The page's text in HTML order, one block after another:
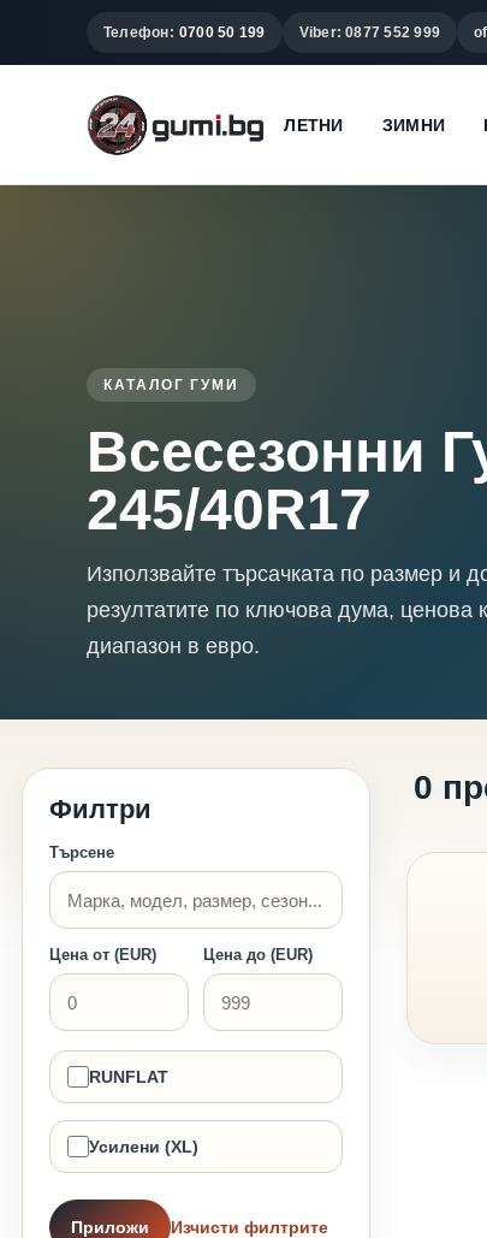
Телефон: 0700 50 199 Viber: 0877 552 999
ЛЕТНИ ЗИМНИ
КАТАЛОГ ГУМИ
Всесезонни
245/40R17
Използвайте търсачката по размер и
резултатите по ключова дума, ценова
диапазон в евро.
Филтри
Търсене
Цена от (EUR) Цена до (EUR)
RUNFLAT
Усилени (XL)
Приложи Изчисти филтрите
0